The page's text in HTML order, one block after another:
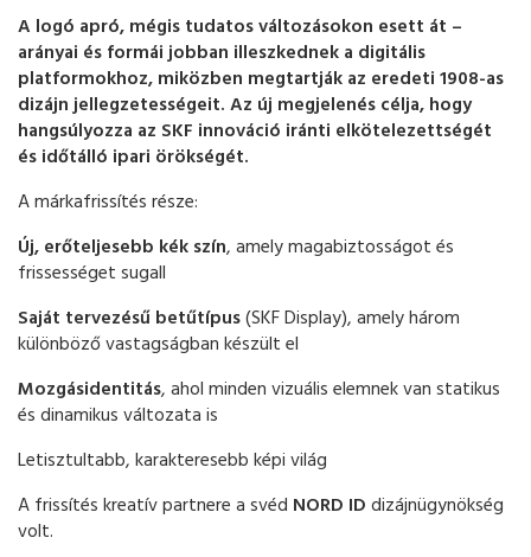
A logó apró, mégis tudatos változásokon esett át –
arányai és formái jobban illeszkednek a digitális
platformokhoz, miközben megtartják az eredeti 1908-as
dizájn jellegzetességeit. Az új megjelenés célja, hogy
hangsúlyozza az SKF innováció iránti elkötelezettségét
és időtálló ipari örökségét.
A márkafrissítés része:
Új, erőteljesebb kék szín, amely magabiztosságot és
frissességet sugall
Saját tervezésű betűtípus(SKF Display), amely három
különböző vastagságban készült el
Mozgásidentitás, ahol minden vizuális elemnek van statikus
és dinamikus változata is
Letisztultabb, karakteresebb képi világ
A frissítés kreatív partnere a svéd NORD IDdizájnügynökség
volt.